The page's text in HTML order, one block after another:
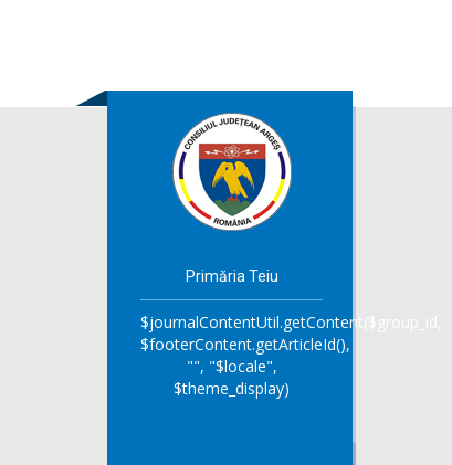
Primăria Teiu
$journalContentUtil.getContent($group_id,
$footerContent.getArticleId(),
"", "$locale",
$theme_display)